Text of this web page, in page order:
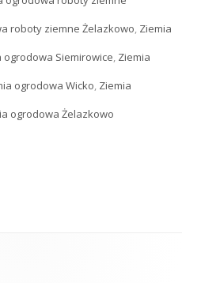
roboty ziemne Żelazkowo, Ziemia
ogrodowa Siemirowice, Ziemia
ogrodowa Wicko, Ziemia
ogrodowa Żelazkowo